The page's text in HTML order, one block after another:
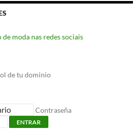
moda nas redes sociais
de tu dominio
Contraseña
ENTRAR